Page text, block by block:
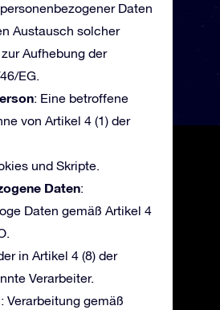
Daten
Austausch solcher
Aufhebung der
EG.
: Eine betroffene
von Artikel 4 (1) der
und Skripte.
Daten:
Daten gemäß Artikel 4
in Artikel 4 (8) der
Verarbeiter.
: Verarbeitung gemäß